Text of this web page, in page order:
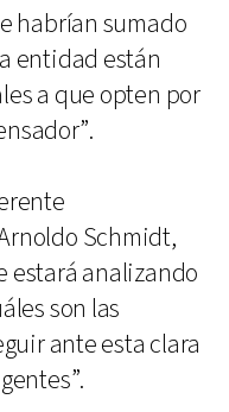
habrían sumado
entidad están
a que opten por
Schmidt,
estará analizando
son las
ante esta clara